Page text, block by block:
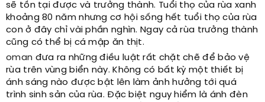
sẽ tồn tại được và trưởng thành. Tuổi thọ của rùa xanh
khoảng 80 năm nhưng cơ hội sống hết tuổi thọ của rùa
con ở đây chỉ vài phần nghìn. Ngay cả rùa trưởng thành
cũng có thể bị cá mập ăn thịt.
oman đưa ra những điều luật rất chặt chẽ để bảo vệ
rùa trên vùng biển này. Không có bất kỳ một thiết bị
ánh sáng nào được bật lên làm ảnh hưởng tới quá
trình sinh sản của rùa. Đặc biệt nguy hiểm là ánh đèn